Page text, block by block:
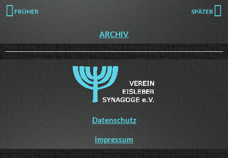
FRÜHER SPÄTER
ARCHIV
Datenschutz
Impressum